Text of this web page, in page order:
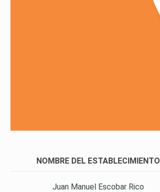
NOMBRE DEL ESTABLECIMIENTO
Juan Manuel Escobar Rico